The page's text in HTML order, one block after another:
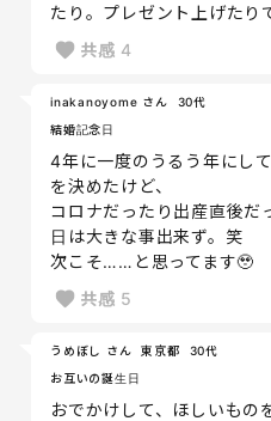
たり。プレゼント上げたり
共感 4
inakanoyome さん
30代
結婚記念日
4年に一度のうるう年にし
を決めたけど、
コロナだったり出産直後だ
日は大きな事出来ず。笑
次こそ……と思ってます🥹
共感 5
うめぼし さん 東京都
30代
お互いの誕生日
おでかけして、ほしいもの